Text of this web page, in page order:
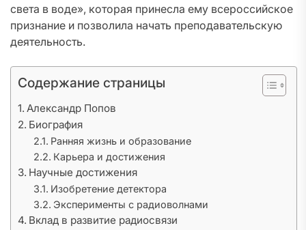
света в воде», которая принесла ему всероссийское
признание и позволила начать преподавательскую
деятельность.
Содержание страницы
Александр Попов
Биография
Ранняя жизнь и образование
Карьера и достижения
Научные достижения
Изобретение детектора
Эксперименты с радиоволнами
Вклад в развитие радиосвязи